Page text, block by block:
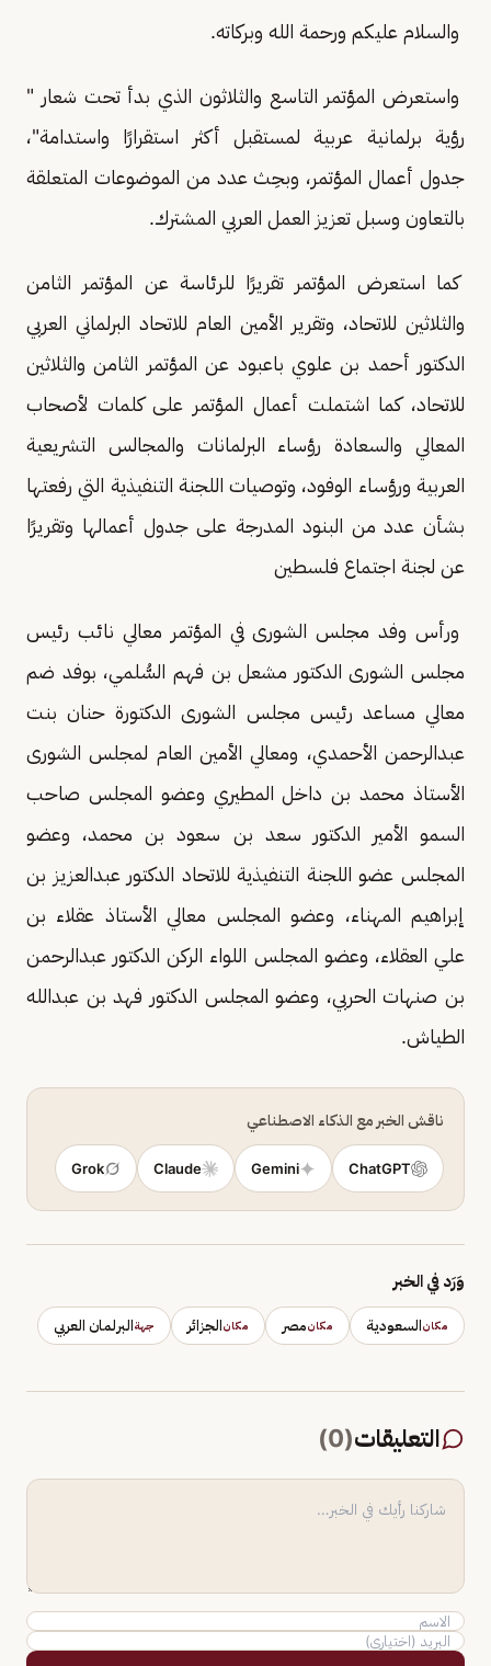
والسلام عليكم ورحمة الله وبركاته.
واستعرض المؤتمر التاسع والثلاثون الذي بدأ تحت شعار "
رؤية برلمانية عربية لمستقبل أكثر استقرارًا واستدامة"،
جدول أعمال المؤتمر، وبحِث عدد من الموضوعات المتعلقة
بالتعاون وسبل تعزيز العمل العربي المشترك.
كما استعرض المؤتمر تقريرًا للرئاسة عن المؤتمر الثامن
والثلاثين للاتحاد، وتقرير الأمين العام للاتحاد البرلماني العربي
الدكتور أحمد بن علوي باعبود عن المؤتمر الثامن والثلاثين
للاتحاد، كما اشتملت أعمال المؤتمر على كلمات لأصحاب
المعالي والسعادة رؤساء البرلمانات والمجالس التشريعية
العربية ورؤساء الوفود، وتوصيات اللجنة التنفيذية التي رفعتها
بشأن عدد من البنود المدرجة على جدول أعمالها وتقريرًا
عن لجنة اجتماع فلسطين
ورأس وفد مجلس الشورى في المؤتمر معالي نائب رئيس
مجلس الشورى الدكتور مشعل بن فهم السُّلمي، بوفد ضم
معالي مساعد رئيس مجلس الشورى الدكتورة حنان بنت
عبدالرحمن الأحمدي، ومعالي الأمين العام لمجلس الشورى
الأستاذ محمد بن داخل المطيري وعضو المجلس صاحب
السمو الأمير الدكتور سعد بن سعود بن محمد، وعضو
المجلس عضو اللجنة التنفيذية للاتحاد الدكتور عبدالعزيز بن
إبراهيم المهناء، وعضو المجلس معالي الأستاذ عقلاء بن
علي العقلاء، وعضو المجلس اللواء الركن الدكتور عبدالرحمن
بن صنهات الحربي، وعضو المجلس الدكتور فهد بن عبدالله
الطياش.
ناقش الخبر مع الذكاء الاصطناعي
ChatGPT
Gemini
Claude
Grok
وَرَد في الخبر
مكانالسعودية مكانمصر مكانالجزائر جهةالبرلمان العربي
التعليقات(
0
)